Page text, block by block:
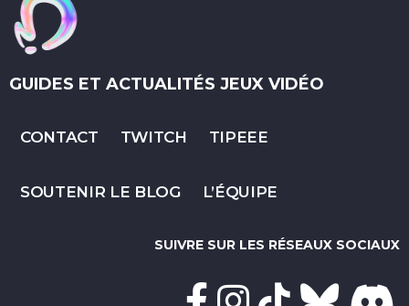
GUIDES ET ACTUALITÉS JEUX VIDÉO
CONTACT TWITCH TIPEEE
SOUTENIR LE BLOG L’ÉQUIPE
SUIVRE SUR LES RÉSEAUX SOCIAUX